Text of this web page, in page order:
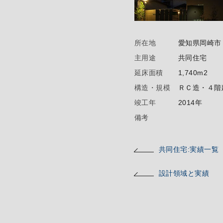
所在地
愛知県岡崎市
主用途
共同住宅
延床面積
1,740m2
構造・規模
ＲＣ造・４階
竣工年
2014年
備考
共同住宅:実績一覧
設計領域と実績